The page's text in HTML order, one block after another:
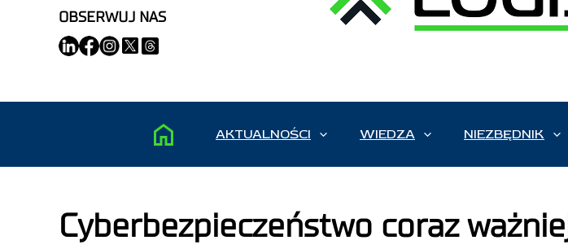
OBSERWUJ NAS
AKTUALNOŚCI WIEDZA NIEZBĘDNIK
Cyberbezpieczeństwo coraz